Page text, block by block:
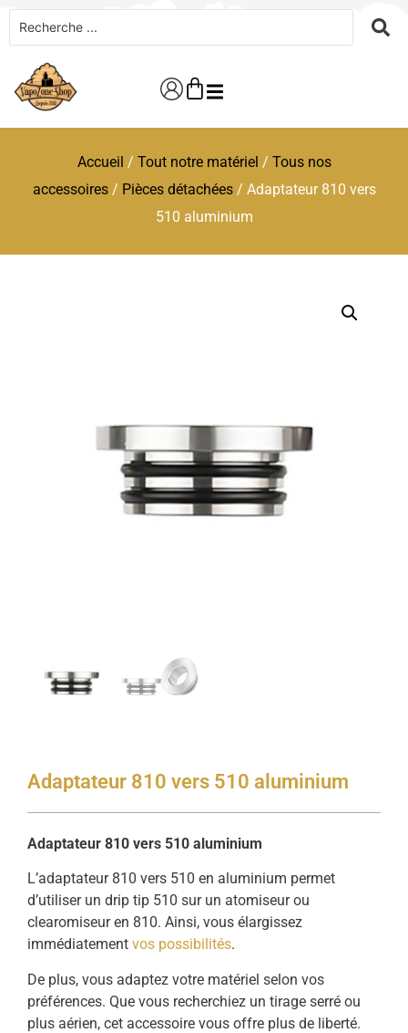
Accueil / Tout notre matériel / Tous nos
accessoires/ Pièces détachées/ Adaptateur 810 vers
510 aluminium
Adaptateur 810 vers 510 aluminium
Adaptateur 810 vers 510 aluminium
L’adaptateur 810 vers 510 en aluminium permet
d’utiliser un drip tip 510 sur un atomiseur ou
clearomiseur en 810. Ainsi, vous élargissez
immédiatement vos possibilités.
De plus, vous adaptez votre matériel selon vos
préférences. Que vous recherchiez un tirage serré ou
plus aérien, cet accessoire vous offre plus de liberté.